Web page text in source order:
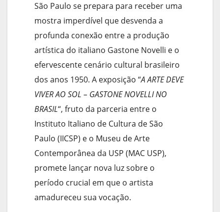
São Paulo se prepara para receber uma
mostra imperdível que desvenda a
profunda conexão entre a produção
artística do italiano Gastone Novelli e o
efervescente cenário cultural brasileiro
dos anos 1950. A exposição “A ARTE DEVE
VIVER AO SOL – GASTONE NOVELLI NO
BRASIL“, fruto da parceria entre o
Instituto Italiano de Cultura de São
Paulo (IICSP) e o Museu de Arte
Contemporânea da USP (MAC USP),
promete lançar nova luz sobre o
período crucial em que o artista
amadureceu sua vocação.